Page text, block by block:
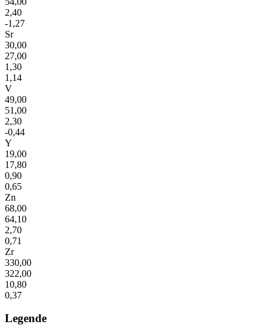
2,40
-1,27
Sr
30,00
27,00
1,30
1,14
V
49,00
51,00
2,30
-0,44
Y
19,00
17,80
0,90
0,65
Zn
68,00
64,10
2,70
0,71
Zr
330,00
322,00
10,80
0,37
Legende